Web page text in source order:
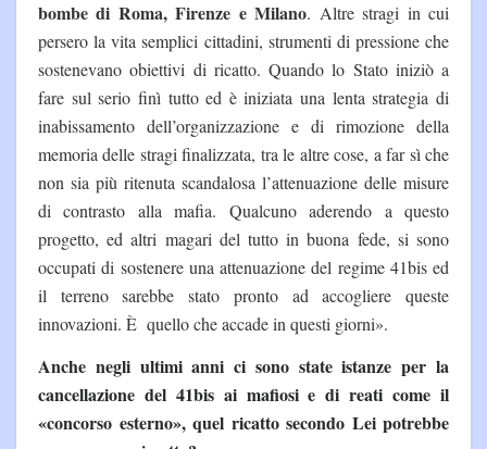
bombe di Roma, Firenze e Milano. Altre stragi in cui
persero la vita semplici cittadini, strumenti di pressione che
sostenevano obiettivi di ricatto. Quando lo Stato iniziò a
fare sul serio finì tutto ed è iniziata una lenta strategia di
inabissamento dell’organizzazione e di rimozione della
memoria delle stragi finalizzata, tra le altre cose, a far sì che
non sia più ritenuta scandalosa l’attenuazione delle misure
di contrasto alla mafia. Qualcuno aderendo a questo
progetto, ed altri magari del tutto in buona fede, si sono
occupati di sostenere una attenuazione del regime 41bis ed
il terreno sarebbe stato pronto ad accogliere queste
innovazioni. È quello che accade in questi giorni».
Anche negli ultimi anni ci sono state istanze per la
cancellazione del 41bis ai mafiosi e di reati come il
«concorso esterno», quel ricatto secondo Lei potrebbe